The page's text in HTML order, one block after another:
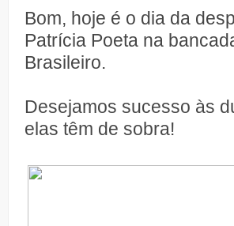
Bom, hoje é o dia da
Patrícia Poeta na
Brasileiro.
Desejamos sucesso às
elas têm de sobra!